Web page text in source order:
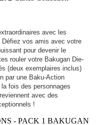
avec les
vos amis avec votre
pour devenir le
rouler votre Bakugan Die-
(deux exemplaires inclus)
par une Baku-Action
fois des personnages
avec des
!